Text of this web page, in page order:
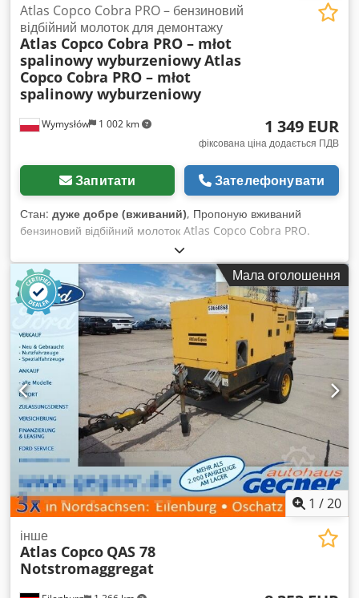
Wymysłów 1 002 km
Atlas Copco Cobra PRO – бензиновий
відбійний молоток для демонтажу
Atlas Copco Cobra PRO – młot
spalinowy wyburzeniowyAtlas
Copco Cobra PRO – młot
spalinowy wyburzeniowy
1 349 EUR
фіксована ціна додається ПДВ
Запитати Зателефонувати
Стан: дуже добре (вживаний), Пропоную вживаний
бензиновий відбійний молоток Atlas Copco Cobra PRO.
Обладнання випущено у 2014 році, країна-виробник –
Швеція. Модель Cobra PRO – це професійний бензиновий
відбійний молоток, призначений для будівельних, дорожніх
та демонтажних робіт. Він не потребує електричного
живлення або компресора, що робить його ідеальним для
використання на відкритому повітрі. Візуальний стан
відповідає фотографіям – помітні звичайні сліди
використання, подряпини та потертості. Укомплектований
робочим зубилом. Характеристики: Виробник: Atlas Copco
Модель: Cobra PRO Рік випуску: 2014 Dodpfx Aaszkwdlo
Eowa Країна-виробник: Швеція Двигун: двотактний
бензиновий Призначення: руйнування бетону, асфальту,
проведення дорожніх та земляних робіт Мобільна
конструкція – не потребує компресора або підключення до
електромережі.
Мала оголошення
1 /20
інше
Atlas Copco QAS 78
Notstromaggregat